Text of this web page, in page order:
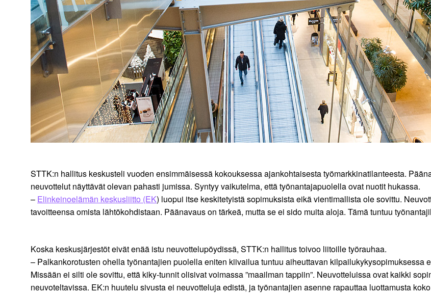
STTK:n hallitus keskusteli vuoden ensimmäisessä kokouksessa ajankohtaisesta työmarkkinatilanteesta.
neuvottelut näyttävät olevan pahasti jumissa. Syntyy vaikutelma, että työnantajapuolella ovat nuotit hukassa.
– Elinkeinoelämän keskusliitto (EK) luopui itse keskitetyistä sopimuksista eikä vientimallista ole sovittu.
tavoitteensa omista lähtökohdistaan. Päänavaus on tärkeä, mutta se ei sido muita aloja. Tämä tuntuu
Koska keskusjärjestöt eivät enää istu neuvottelupöydissä, STTK:n hallitus toivoo liitoille työrauhaa.
– Palkankorotusten ohella työnantajien puolella eniten kiivailua tuntuu aiheuttavan kilpailukykysopimuksessa
Missään ei silti ole sovittu, että kiky-tunnit olisivat voimassa ”maailman tappiin”. Neuvotteluissa ovat kaikki
neuvoteltavissa. EK:n huutelu sivusta ei neuvotteluja edistä, ja työnantajien asenne rapauttaa luottamusta